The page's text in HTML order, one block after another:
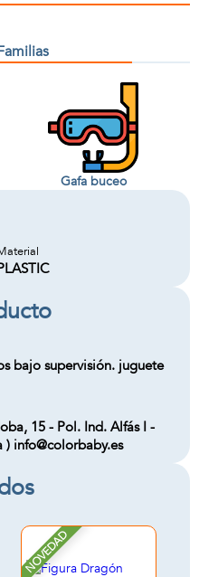
Gafa buceo
bajo supervisión. juguete
15 - Pol. Ind. Alfás I -
) info@colorbaby.es
NOVEDAD